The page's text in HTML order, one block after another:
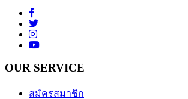
OUR SERVICE
สมัครสมาชิก